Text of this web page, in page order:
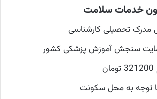
خدمات سلامت
مدرک تحصیلی کارشناسی
سنجش آموزش پزشکی کشور
توجه به محل سکونت